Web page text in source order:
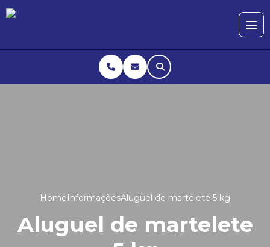
HomeInformaçõesAluguel de martelete 5 kg
Aluguel de martelete